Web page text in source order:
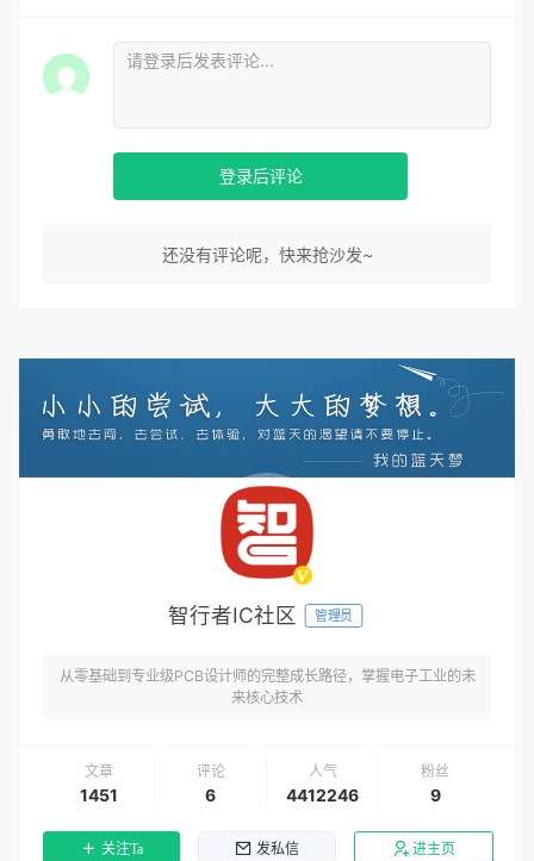
登录后评论
还没有评论呢，快来抢沙发~
智行者IC社区 管理员
从零基础到专业级PCB设计师的完整成长路径，掌握电子工业的未
来核心技术
文章
1451
评论
6
人气
4412246
粉丝
9
关注Ta 发私信 进主页